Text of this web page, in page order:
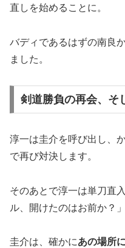
直しを始めることに。
バディであるはずの南良
ました。
剣道勝負の再会、そ
淳一は圭介を呼び出し、
で再び対決します。
そのあとで淳一は単刀直
ル、開けたのはお前か？」
圭介は、確かにあの場所